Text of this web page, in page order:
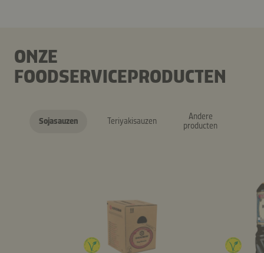
ONZE
FOODSERVICEPRODUCTEN
Sojasauzen Teriyakisauzen
Andere
producten